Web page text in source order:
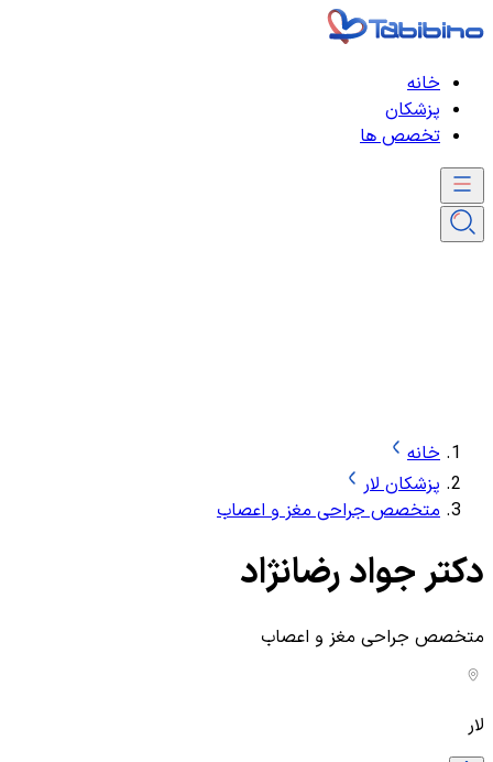
خانه
پزشکان
تخصص ها
خانه
پزشکان لار
متخصص جراحی مغز و اعصاب
دکتر جواد رضانژاد
متخصص جراحی مغز و اعصاب
لار